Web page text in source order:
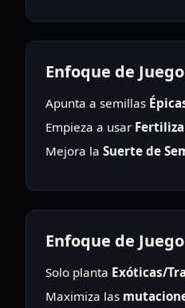
Enfoque de
Apunta a semillas
Empieza a usar
Mejora la Suerte de
Enfoque de
Solo planta Exóticas/
Maximiza las